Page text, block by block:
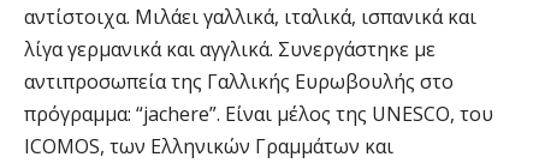
αντίστοιχα. Μιλάει γαλλικά, ιταλικά, ισπανικά και
λίγα γερμανικά και αγγλικά. Συνεργάστηκε με
αντιπροσωπεία της Γαλλικής Ευρωβουλής στο
πρόγραμμα: “jachere”. Είναι μέλος της UNESCO, του
ICOMOS, των Ελληνικών Γραμμάτων και